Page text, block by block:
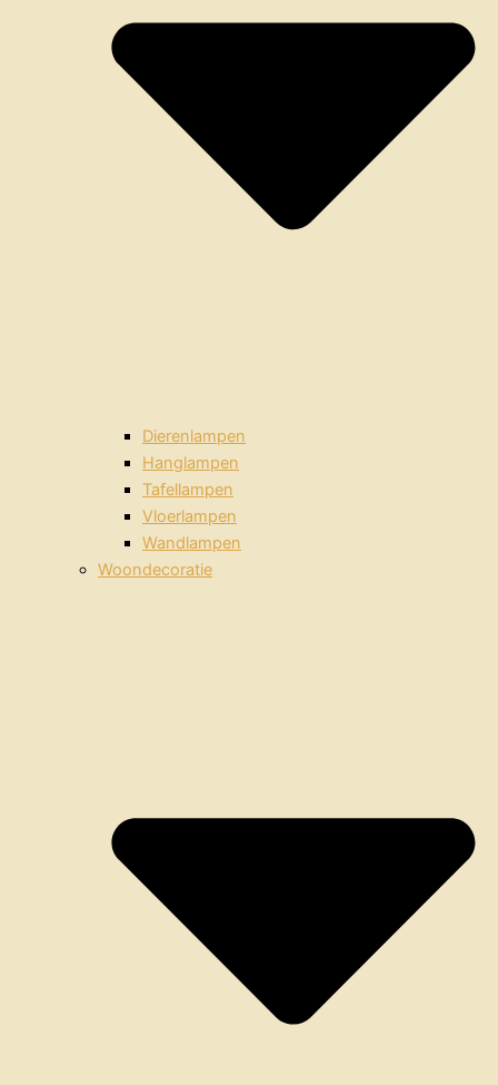
Dierenlampen
Hanglampen
Tafellampen
Vloerlampen
Wandlampen
Woondecoratie